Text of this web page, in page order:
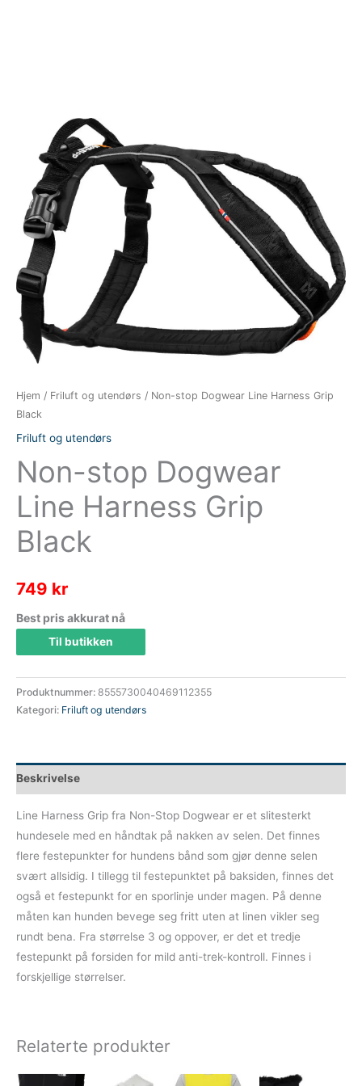
Hjem / Friluft og utendørs / Non-stop Dogwear Line Harness Grip
Black
Friluft og utendørs
Non-stop Dogwear
Line Harness Grip
Black
749 kr
Best pris akkurat nå
Til butikken
Produktnummer: 8555730040469112355
Kategori: Friluft og utendørs
Beskrivelse
Line Harness Grip fra Non-Stop Dogwear er et slitesterkt
hundesele med en håndtak på nakken av selen. Det finnes
flere festepunkter for hundens bånd som gjør denne selen
svært allsidig. I tillegg til festepunktet på baksiden, finnes det
også et festepunkt for en sporlinje under magen. På denne
måten kan hunden bevege seg fritt uten at linen vikler seg
rundt bena. Fra størrelse 3 og oppover, er det et tredje
festepunkt på forsiden for mild anti-trek-kontroll. Finnes i
forskjellige størrelser.
Relaterte produkter